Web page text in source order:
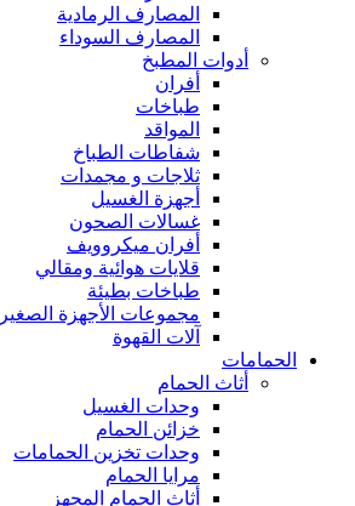
المصارف الرمادية
المصارف السوداء
أدوات المطبخ
أفران
طباخات
المواقد
شفاطات الطباخ
ثلاجات و مجمدات
أجهزة الغسيل
غسالات الصحون
أفران ميكروويف
قلايات هوائية ومقالي
طباخات بطيئة
مجموعات الأجهزة
آلات القهوة
الحمامات
أثاث الحمام
وحدات الغسيل
خزائن الحمام
وحدات تخزين الحمامات
مرايا الحمام
أثاث الحمام المجهز